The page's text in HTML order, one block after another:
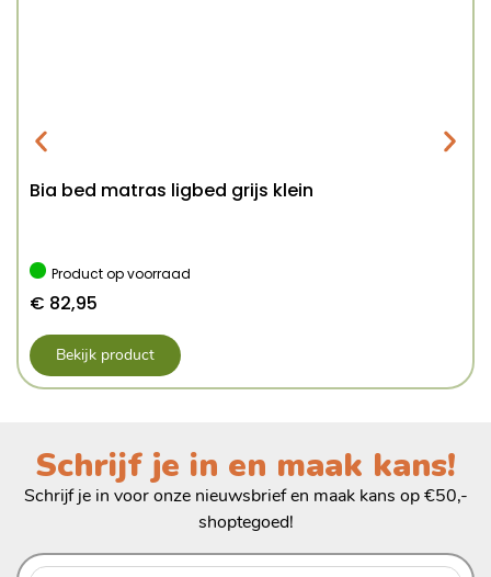
Bia bed matras ligbed grijs klein
Product op voorraad
€ 82,95
Bekijk product
Schrijf je in en maak kans!
Schrijf je in voor onze nieuwsbrief en maak kans op €50,-
shoptegoed!